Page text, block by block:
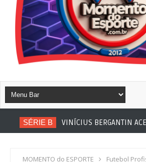
SÉRIE B VINÍCIUS BERGANTIN
MOMENTO do ESPORTE
Futebol